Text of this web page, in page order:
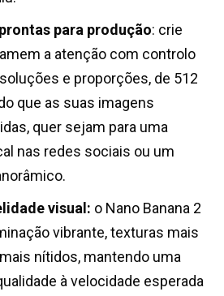
para produção: crie
a atenção com controlo
e proporções, de 512
que as suas imagens
quer sejam para uma
nas redes sociais ou um
visual: o Nano Banana 2
vibrante, texturas mais
nítidos, mantendo uma
à velocidade esperada